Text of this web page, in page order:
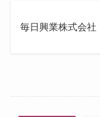
毎日興業株式会社